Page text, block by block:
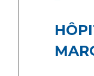
Transports
Vos droits, vos
Les structures
Écoles et
HÔPITAL